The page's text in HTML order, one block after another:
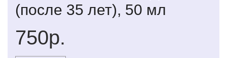
(после 35 лет), 50 мл
750р.